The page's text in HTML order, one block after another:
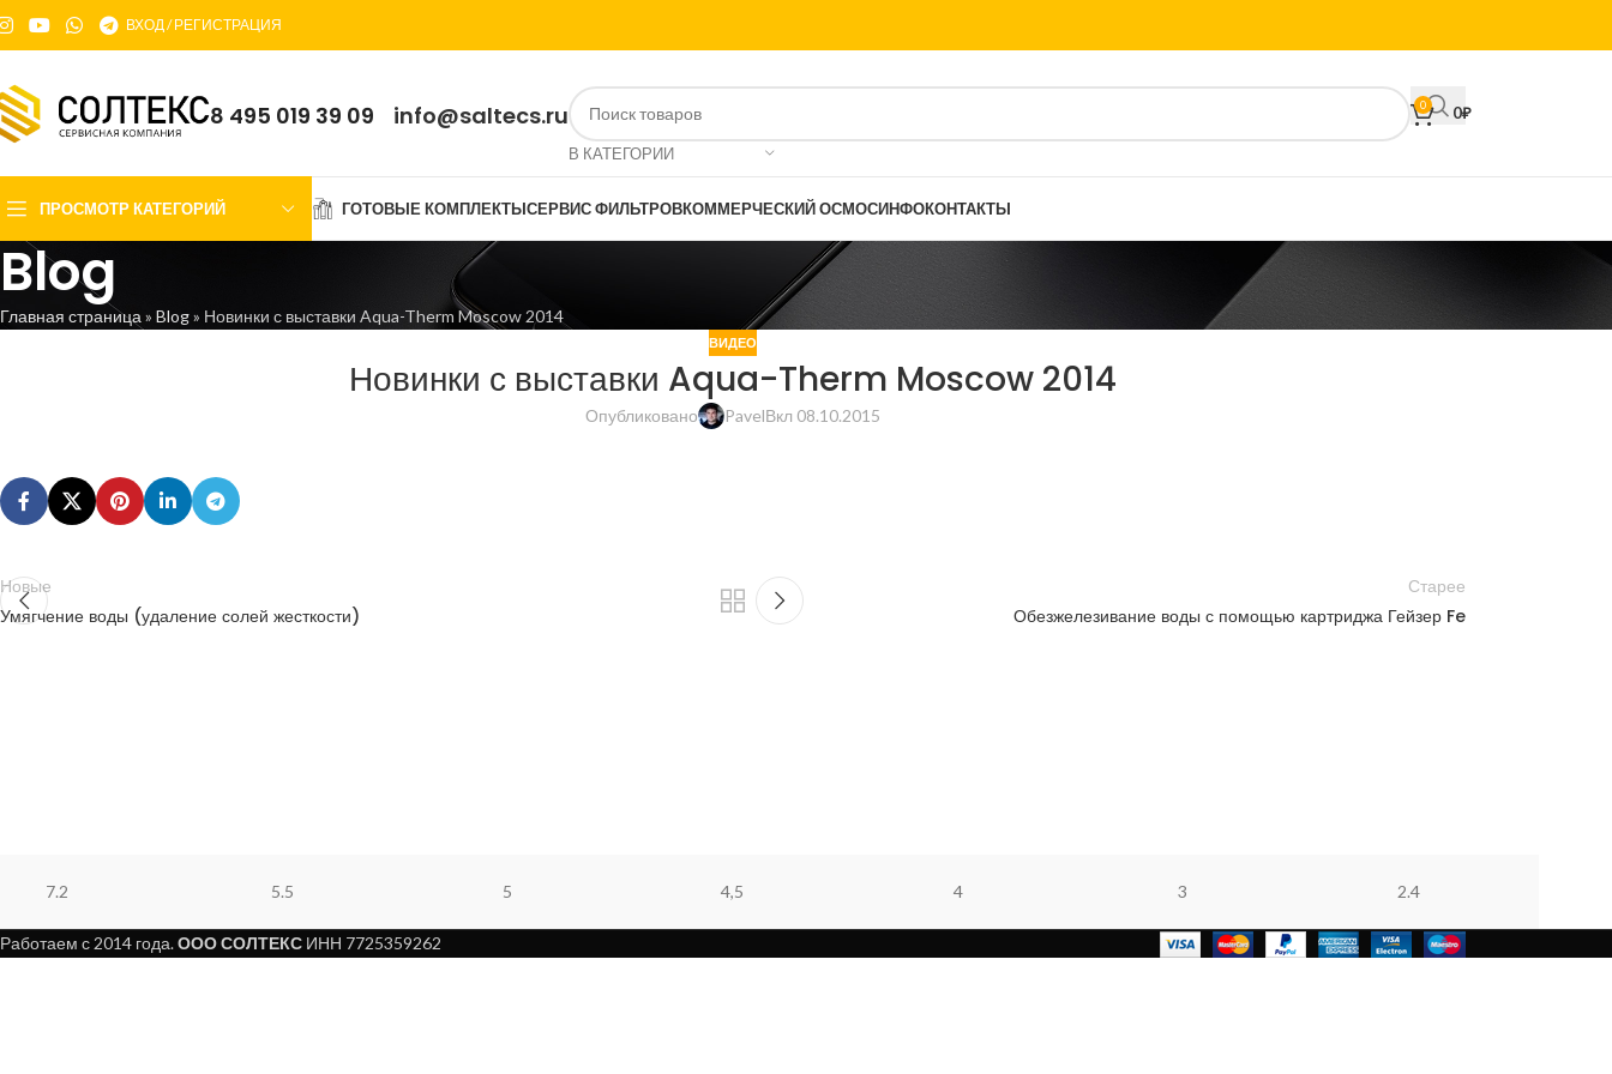
ВХОД / РЕГИСТРАЦИЯ
8 495 019 39 09 info@saltecs.ru
В КАТЕГОРИИ
0 0₽
ПРОСМОТР КАТЕГОРИЙ ГОТОВЫЕ КОМПЛЕКТЫСЕРВИС ФИЛЬТРОВКОММЕРЧЕСКИЙ ОСМОСИНФОКОНТАКТЫ
Blog
Главная страница » Blog» Новинки с выставки Aqua-Therm Moscow 2014
ВИДЕО
Новинки с выставки Aqua-Therm Moscow 2014
Опубликовано PavelВкл 08.10.2015
Новые
Умягчение воды (удаление солей жесткости)
Старее
Обезжелезивание воды с помощью картриджа Гейзер Fe
7.2 5.5 5 4,5 4 3 2.4
Работаем с 2014 года.ООО СОЛТЕКС ИНН 7725359262